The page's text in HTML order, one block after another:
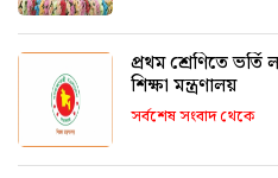
প্রথম শ্রেণিতে ভর্তি
শিক্ষা মন্ত্রণালয়
সর্বশেষ সংবাদ থেকে